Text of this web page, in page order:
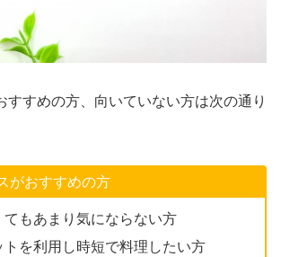
すすめの方、向いていない方は次の通り
がおすすめの方
てもあまり気にならない方
トを利用し時短で料理したい方